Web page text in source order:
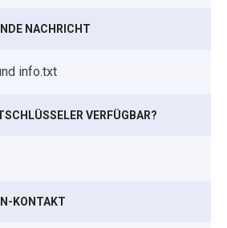
NACHRICHT
info.txt
VERFÜGBAR?
KONTAKT